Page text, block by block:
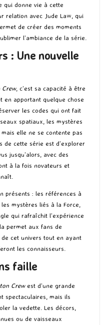
qui donne vie à cette
relation avec Jude Law, qui
de créer des moments
l’ambiance de la série.
: Une nouvelle
Crew, c’est sa capacité à être
en apportant quelque chose
les codes qui ont fait
spatiaux, les mystères
elle ne se contente pas
de cette série est d’explorer
jusqu’alors, avec des
à la fois novateurs et
présents : les références à
mystères liés à la Force,
qui rafraîchit l’expérience
permet aux fans de
cet univers tout en ayant
les connaisseurs.
faille
Crewest d’une grande
spectaculaires, mais ils
la vedette. Les décors,
ou de vaisseaux